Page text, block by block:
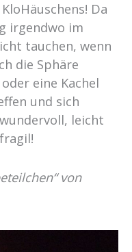
Da
irgendwo im
tauchen, wenn
die Sphäre
eine Kachel
und sich
leicht
von